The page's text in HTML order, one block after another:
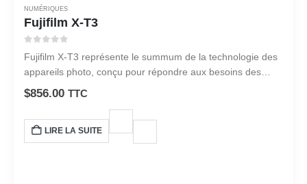
NUMÉRIQUES
Fujifilm X-T3
Fujifilm X-T3 représente le summum de la technologie des
appareils photo, conçu pour répondre aux besoins des
photographes professionnels et des passionnés. le Fujifilm
X-T3 est un appareil photo remarquable.
$856.00 TTC
LIRE LA SUITE